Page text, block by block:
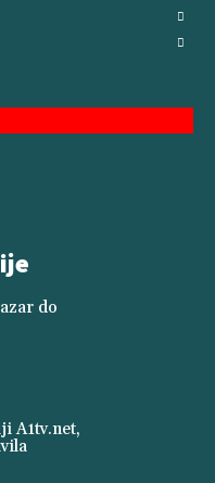
do
A1tv.net,